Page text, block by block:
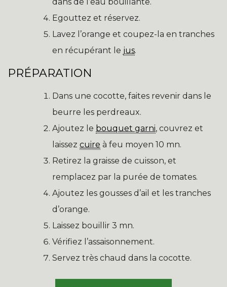
dans de l’eau bouillante.
Egouttez et réservez.
Lavez l’orange et coupez-la en tranches
en récupérant le jus.
PRÉPARATION
Dans une cocotte, faites revenir dans le
beurre les perdreaux.
Ajoutez le bouquet garni, couvrez et
laissez cuire à feu moyen 10 mn.
Retirez la graisse de cuisson, et
remplacez par la purée de tomates.
Ajoutez les gousses d’ail et les tranches
d’orange.
Laissez bouillir 3 mn.
Vérifiez l’assaisonnement.
Servez très chaud dans la cocotte.